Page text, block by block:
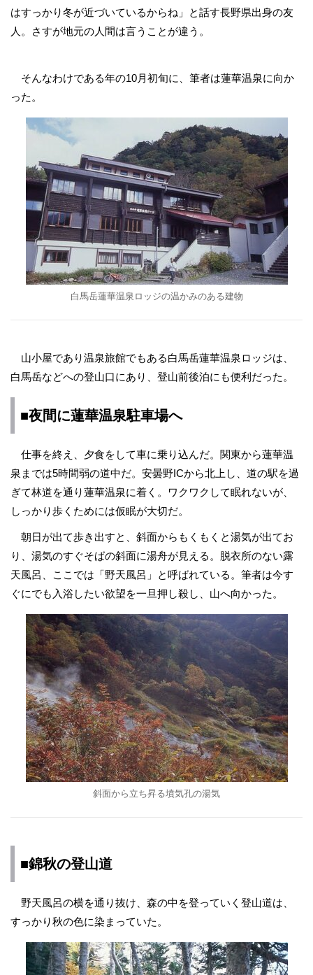
はすっかり冬が近づいているからね」と話す長野県出身の友
人。さすが地元の人間は言うことが違う。
そんなわけである年の10月初旬に、筆者は蓮華温泉に向か
った。
白馬岳蓮華温泉ロッジの温かみのある建物
山小屋であり温泉旅館でもある白馬岳蓮華温泉ロッジは、
白馬岳などへの登山口にあり、登山前後泊にも便利だった。
■夜間に蓮華温泉駐車場へ
仕事を終え、夕食をして車に乗り込んだ。関東から蓮華温
泉までは5時間弱の道中だ。安曇野ICから北上し、道の駅を過
ぎて林道を通り蓮華温泉に着く。ワクワクして眠れないが、
しっかり歩くためには仮眠が大切だ。
朝日が出て歩き出すと、斜面からもくもくと湯気が出てお
り、湯気のすぐそばの斜面に湯舟が見える。脱衣所のない露
天風呂、ここでは「野天風呂」と呼ばれている。筆者は今す
ぐにでも入浴したい欲望を一旦押し殺し、山へ向かった。
斜面から立ち昇る墳気孔の湯気
■錦秋の登山道
野天風呂の横を通り抜け、森の中を登っていく登山道は、
すっかり秋の色に染まっていた。